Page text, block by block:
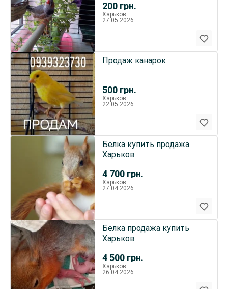
200 грн.
Харьков
27.05.2026
500 грн.
Продаж канарок
Харьков
22.05.2026
4 700 грн.
Белка купить продажа
Харьков
Харьков
27.04.2026
4 500 грн.
Белка продажа купить
Харьков
Харьков
26.04.2026